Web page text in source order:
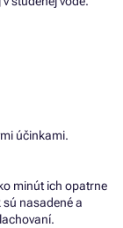
účinkami.
minút ich opatrne
sú nasadené a